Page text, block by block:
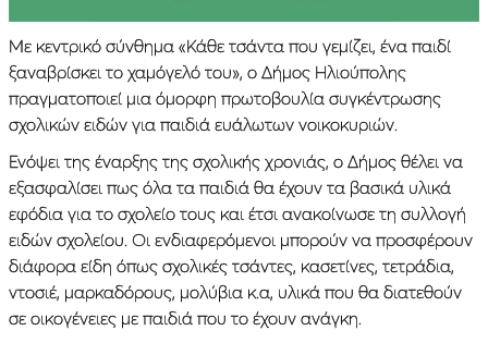
Με κεντρικό σύνθημα «Κάθε τσάντα που γεμίζει, ένα παιδί
ξαναβρίσκει το χαμόγελό του», ο Δήμος Ηλιούπολης
πραγματοποιεί μια όμορφη πρωτοβουλία συγκέντρωσης
σχολικών ειδών για παιδιά ευάλωτων νοικοκυριών.
Ενόψει της έναρξης της σχολικής χρονιάς, ο Δήμος θέλει να
εξασφαλίσει πως όλα τα παιδιά θα έχουν τα βασικά υλικά
εφόδια για το σχολείο τους και έτσι ανακοίνωσε τη συλλογή
ειδών σχολείου. Οι ενδιαφερόμενοι μπορούν να προσφέρουν
διάφορα είδη όπως σχολικές τσάντες, κασετίνες, τετράδια,
ντοσιέ, μαρκαδόρους, μολύβια κ.α, υλικά που θα διατεθούν
σε οικογένειες με παιδιά που το έχουν ανάγκη.